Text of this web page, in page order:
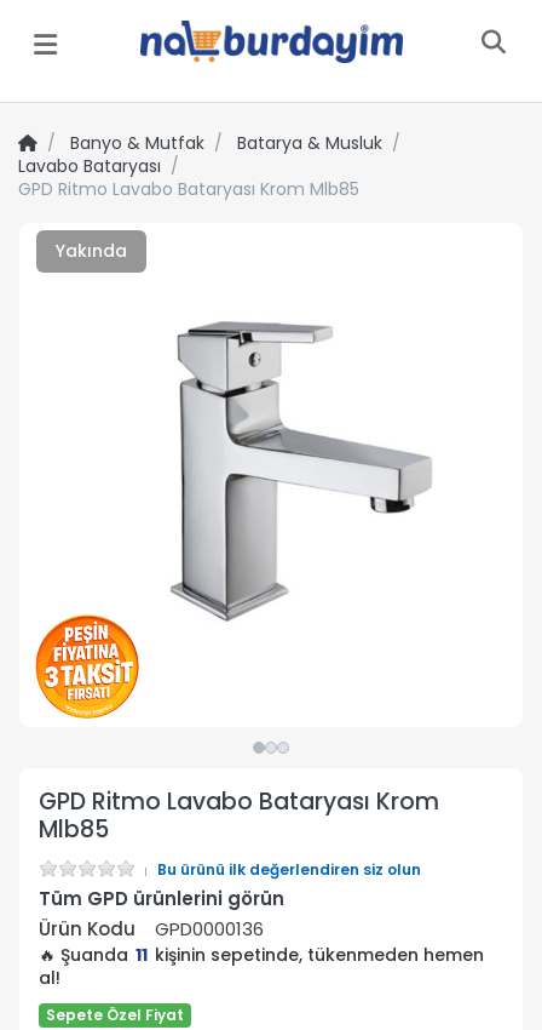
Menü
Banyo & Mutfak
Batarya & Musluk
Lavabo Bataryası
GPD Ritmo Lavabo Bataryası Krom Mlb85
Yakında
GPD Ritmo Lavabo Bataryası Krom
Mlb85
Bu ürünü ilk değerlendiren siz olun
Tüm GPD ürünlerini görün
Ürün Kodu
GPD0000136
🔥 Şuanda 11 kişinin sepetinde, tükenmeden hemen
al!
Sepete Özel Fiyat